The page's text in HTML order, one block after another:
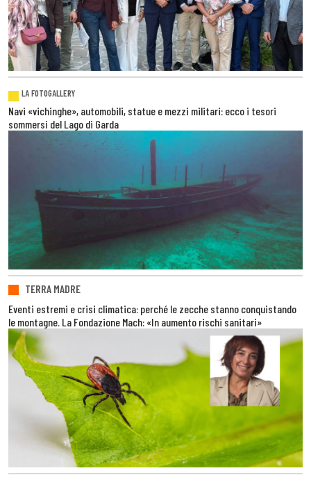
LA FOTOGALLERY
Navi «vichinghe», automobili, statue e mezzi militari: ecco i tesori
sommersi del Lago di Garda
TERRA MADRE
Eventi estremi e crisi climatica: perché le zecche stanno conquistando
le montagne. La Fondazione Mach: «In aumento rischi sanitari»